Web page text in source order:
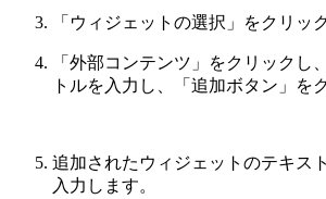
「ウィジェットの選択」をクリッ
「外部コンテンツ」をクリックし
トルを入力し、「追加ボタン」を
追加されたウィジェットのテキス
入力します。